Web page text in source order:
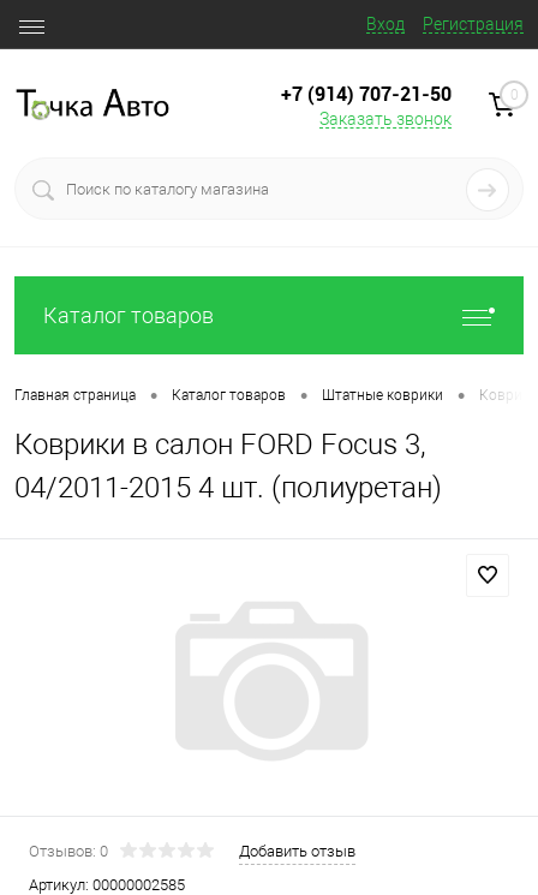
Вход Регистрация
+7 (914) 707‒21‒50
Заказать звонок
0
Каталог товаров
Главная страница • Каталог товаров • Штатные коврики •
Коврики в салон FORD Focus 3,
04/2011-2015 4 шт. (полиуретан)
Отзывов: 0
Добавить отзыв
Артикул: 00000002585